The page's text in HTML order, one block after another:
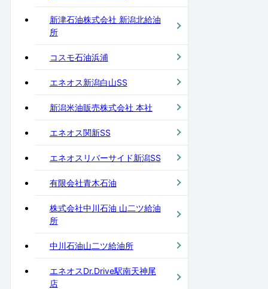
新津石油株式会社 新潟北給油
所
コスモ石油浜浦
エネオス新潟白山SS
新潟米油販売株式会社 本社
エネオス関新SS
エネオスリバーサイド新潟SS
有限会社青木石油
株式会社中川石油 山二ツ給油
所
中川石油山二ツ給油所
エネオスDr.Drive駅南天神尾
店